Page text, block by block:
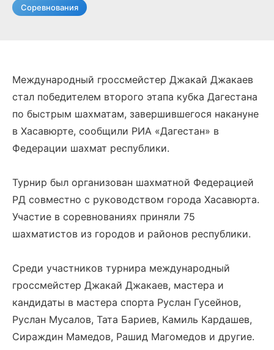
Соревнования
Международный гроссмейстер Джакай Джакаев
стал победителем второго этапа кубка Дагестана
по быстрым шахматам, завершившегося накануне
в Хасавюрте, сообщили РИА «Дагестан» в
Федерации шахмат республики.
Турнир был организован шахматной Федерацией
РД совместно с руководством города Хасавюрта.
Участие в соревнованиях приняли 75
шахматистов из городов и районов республики.
Среди участников турнира международный
гроссмейстер Джакай Джакаев, мастера и
кандидаты в мастера спорта Руслан Гусейнов,
Руслан Мусалов, Тата Бариев, Камиль Кардашев,
Сираждин Мамедов, Рашид Магомедов и другие.